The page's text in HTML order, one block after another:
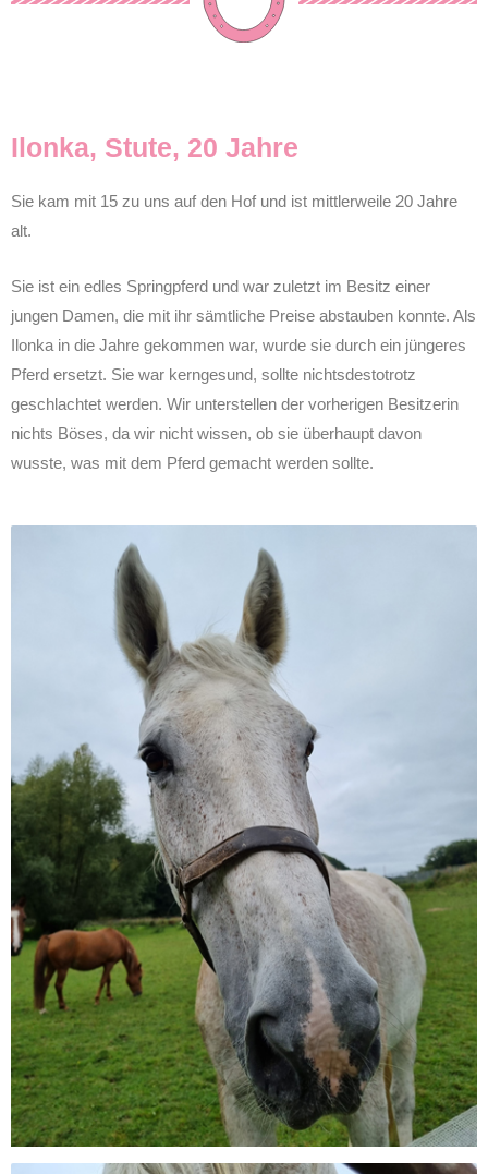
Ilonka, Stute, 20 Jahre
Sie kam mit 15 zu uns auf den Hof und ist mittlerweile 20 Jahre
alt.
Sie ist ein edles Springpferd und war zuletzt im Besitz einer
jungen Damen, die mit ihr sämtliche Preise abstauben konnte. Als
Ilonka in die Jahre gekommen war, wurde sie durch ein jüngeres
Pferd ersetzt. Sie war kerngesund, sollte nichtsdestotrotz
geschlachtet werden. Wir unterstellen der vorherigen Besitzerin
nichts Böses, da wir nicht wissen, ob sie überhaupt davon
wusste, was mit dem Pferd gemacht werden sollte.